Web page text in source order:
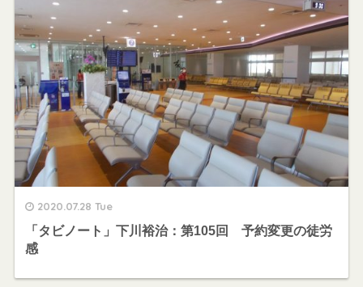
2020.07.28 Tue
「タビノート」下川裕治：第105回 予約変更の徒労
感